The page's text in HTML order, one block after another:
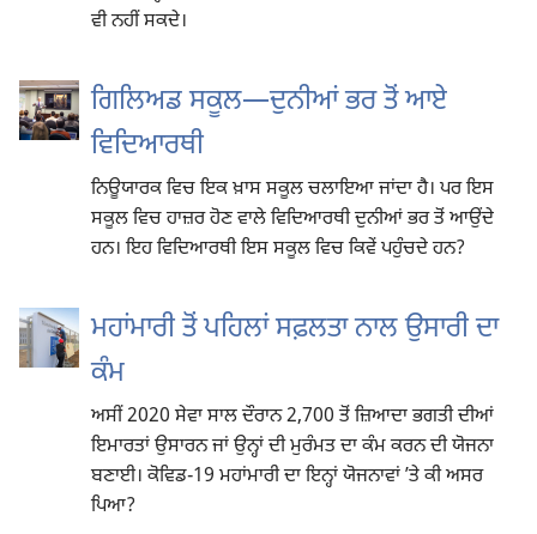
ਵੀ ਨਹੀਂ ਸਕਦੇ।
ਗਿਲਿਅਡ ਸਕੂਲ—ਦੁਨੀਆਂ ਭਰ ਤੋਂ ਆਏ
ਵਿਦਿਆਰਥੀ
ਨਿਊਯਾਰਕ ਵਿਚ ਇਕ ਖ਼ਾਸ ਸਕੂਲ ਚਲਾਇਆ ਜਾਂਦਾ ਹੈ। ਪਰ ਇਸ
ਸਕੂਲ ਵਿਚ ਹਾਜ਼ਰ ਹੋਣ ਵਾਲੇ ਵਿਦਿਆਰਥੀ ਦੁਨੀਆਂ ਭਰ ਤੋਂ ਆਉਂਦੇ
ਹਨ। ਇਹ ਵਿਦਿਆਰਥੀ ਇਸ ਸਕੂਲ ਵਿਚ ਕਿਵੇਂ ਪਹੁੰਚਦੇ ਹਨ?
ਮਹਾਂਮਾਰੀ ਤੋਂ ਪਹਿਲਾਂ ਸਫ਼ਲਤਾ ਨਾਲ ਉਸਾਰੀ ਦਾ
ਕੰਮ
ਅਸੀਂ 2020 ਸੇਵਾ ਸਾਲ ਦੌਰਾਨ 2,700 ਤੋਂ ਜ਼ਿਆਦਾ ਭਗਤੀ ਦੀਆਂ
ਇਮਾਰਤਾਂ ਉਸਾਰਨ ਜਾਂ ਉਨ੍ਹਾਂ ਦੀ ਮੁਰੰਮਤ ਦਾ ਕੰਮ ਕਰਨ ਦੀ ਯੋਜਨਾ
ਬਣਾਈ। ਕੋਵਿਡ-19 ਮਹਾਂਮਾਰੀ ਦਾ ਇਨ੍ਹਾਂ ਯੋਜਨਾਵਾਂ ʼਤੇ ਕੀ ਅਸਰ
ਪਿਆ?